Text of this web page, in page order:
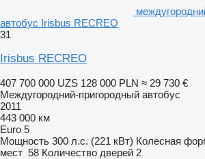
автобус Irisbus RECREO
31
Irisbus RECREO
407 700 000 UZS 128 000 PLN ≈ 29 730 €
Междугородний-пригородный автобус
2011
443 000 км
Euro 5
Мощность 300 л.с. (221 кВт) Колесная
мест 58 Количество дверей 2